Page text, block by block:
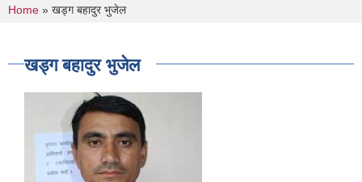
You are here
Home » खड्ग बहादुर भुजेल
खड्ग बहादुर भुजेल